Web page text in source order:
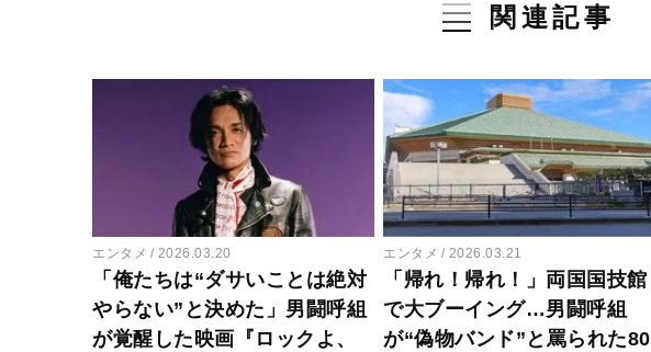
関連記事
エンタメ 2026.03.20
「俺たちは“ダサいことは絶対
やらない”と決めた」男闘呼組
が覚醒した映画『ロックよ、
エンタメ 2026.03.21
「帰れ！帰れ！」両国国技館
で大ブーイング…男闘呼組
が“偽物バンド”と罵られた80